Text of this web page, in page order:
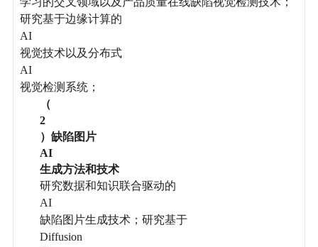
研究基于边缘计算的
AI
视觉技术以及分布式
AI
视觉检测系统；
（
2
）缺陷图片
AI
生成方法和技术
研究数据和知识联合驱动的
AI
缺陷图片生成技术；研究基于
Diffusion